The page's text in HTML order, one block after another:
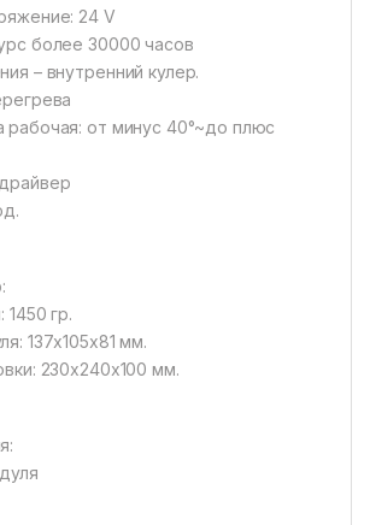
24 V
более 30000 часов
– внутренний кулер.
рабочая: от минус 40°~до плюс
1450 гр.
137х105х81 мм.
230х240х100 мм.